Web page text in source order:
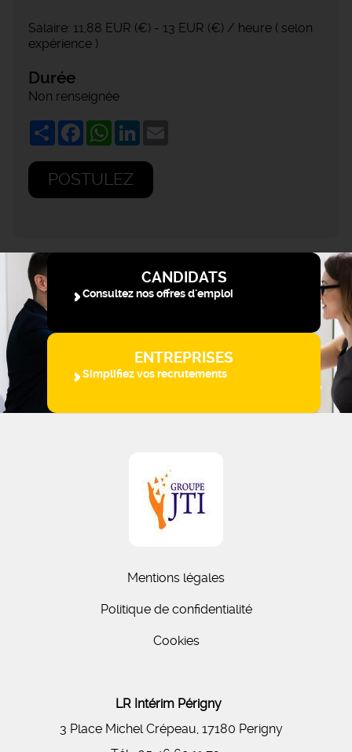
Salaire: 11,88 EUR (€) - 13 EUR (€) / heure ( selon
expérience )
Durée
Non renseignée
ShareFacebookWhatsApp
LinkedIn
POSTULEZ
CANDIDATS
Consultez nos offres d'emploi
ENTREPRISES
Simplifiez vos recrutements
Mentions légales
Politique de confidentialité
Cookies
LR Intérim Périgny
3 Place Michel Crépeau, 17180 Perigny